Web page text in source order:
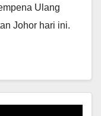
Ulang
Johor hari ini.